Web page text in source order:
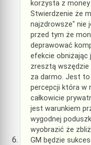
korzysta z money
Stwierdzenie że
najzdrowsze" nie
przed tym że
deprawować
efekcie obniżając
zresztą wszędzie
za darmo. Jest
percepcji która w
całkowicie
jest warunkiem
wygodnej
wyobrazić że
GM będzie